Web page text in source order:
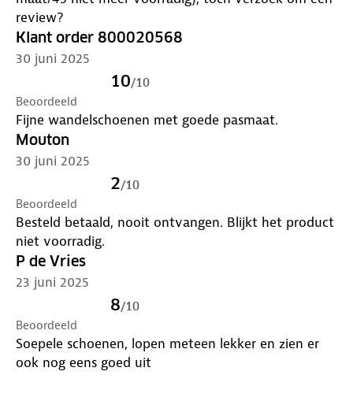
review?
Klant order 800020568
30 juni 2025
10/10
Beoordeeld
Fijne wandelschoenen met goede pasmaat.
Mouton
30 juni 2025
2/10
Beoordeeld
Besteld betaald, nooit ontvangen. Blijkt het product
niet voorradig.
P de Vries
23 juni 2025
8/10
Beoordeeld
Soepele schoenen, lopen meteen lekker en zien er
ook nog eens goed uit